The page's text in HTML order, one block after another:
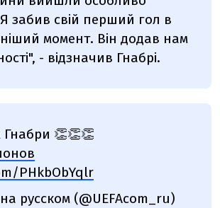
забив свій перший гол в
момент. Він додав нам
- відзначив Гнабрі.
👏👏👏
PHkbObYqlr
русском (@UEFAcom_ru)